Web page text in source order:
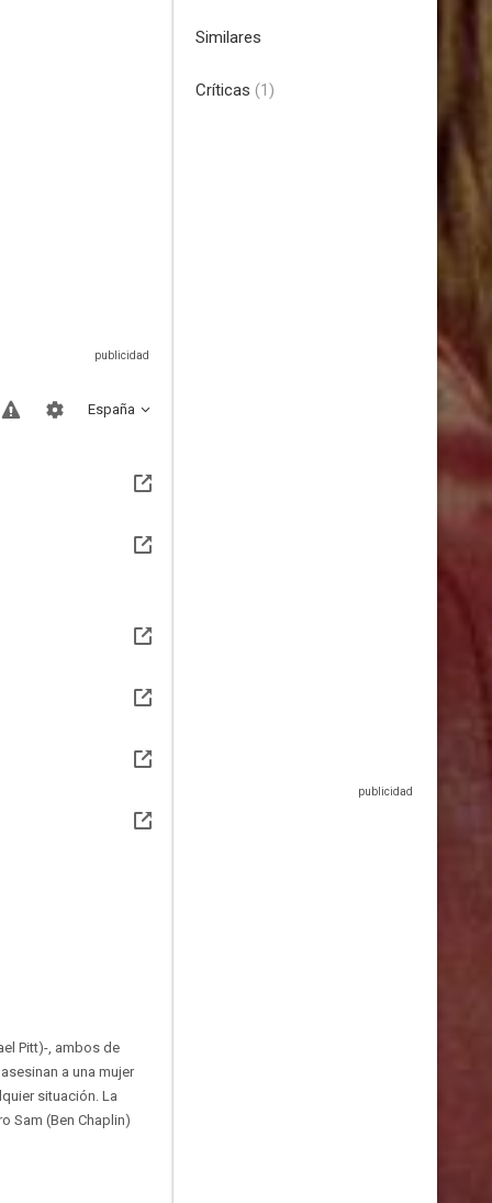
España
Pitt)-, ambos de
a una mujer
situación. La
Sam (Ben Chaplin)
Similares
Críticas (1)